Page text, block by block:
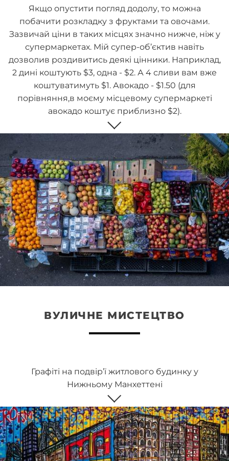
Якщо опустити погляд додолу, то можна
побачити розкладку з фруктами та овочами.
Зазвичай ціни в таких місцях значно нижче, ніж у
супермаркетах. Мій супер-об’єктив навіть
дозволив роздивитись деякі цінники. Наприклад,
2 дині коштують $3, одна - $2. А 4 сливи вам вже
коштуватимуть $1. Авокадо - $1.50 (для
порівняння,в моєму місцевому супермаркеті
авокадо коштує приблизно $2).
ВУЛИЧНЕ МИСТЕЦТВО
Графіті на подвір’ї житлового будинку у
Нижньому Манхеттені